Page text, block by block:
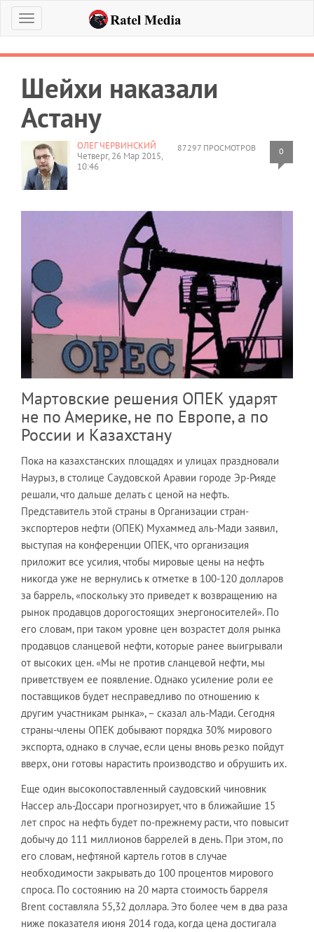
Меню
Шейхи наказали
Астану
87297 ПРОСМОТРОВ 0
ОЛЕГ ЧЕРВИНСКИЙ
Четверг, 26 Мар 2015,
10:46
Мартовские решения ОПЕК ударят
не по Америке, не по Европе, а по
России и Казахстану
Пока на казахстанских площадях и улицах праздновали
Наурыз, в столице Саудовской Аравии городе Эр-Рияде
решали, что дальше делать с ценой на нефть.
Представитель этой страны в Организации стран-
экспортеров нефти (ОПЕК) Мухаммед аль-Мади заявил,
выступая на конференции ОПЕК, что организация
приложит все усилия, чтобы мировые цены на нефть
никогда уже не вернулись к отметке в 100-120 долларов
за баррель, «поскольку это приведет к возвращению на
рынок продавцов дорогостоящих энергоносителей». По
его словам, при таком уровне цен возрастет доля рынка
продавцов сланцевой нефти, которые ранее выигрывали
от высоких цен. «Мы не против сланцевой нефти, мы
приветствуем ее появление. Однако усиление роли ее
поставщиков будет несправедливо по отношению к
другим участникам рынка», – сказал аль-Мади. Сегодня
страны-члены ОПЕК добывают порядка 30% мирового
экспорта, однако в случае, если цены вновь резко пойдут
вверх, они готовы нарастить производство и обрушить их.
Еще один высокопоставленный саудовский чиновник
Нассер аль-Доссари прогнозирует, что в ближайшие 15
лет спрос на нефть будет по-прежнему расти, что повысит
добычу до 111 миллионов баррелей в день. При этом, по
его словам, нефтяной картель готов в случае
необходимости закрывать до 100 процентов мирового
спроса. По состоянию на 20 марта стоимость барреля
Brent составляла 55,32 доллара. Это более чем в два раза
ниже показателя июня 2014 года, когда цена достигала